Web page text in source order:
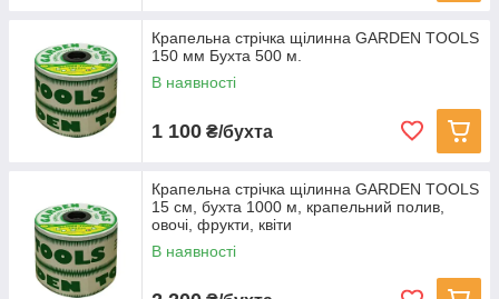
Крапельна стрічка щілинна GARDEN TOOLS
150 мм Бухта 500 м.
В наявності
1 100 ₴/бухта
Крапельна стрічка щілинна GARDEN TOOLS
15 см, бухта 1000 м, крапельний полив,
овочі, фрукти, квіти
В наявності